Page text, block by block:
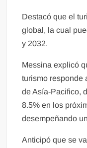
Destacó que el
global, la cual
y 2032.
Messina explicó
turismo responde
de Asía-Pacifico,
8.5% en los
desempeñando
Anticipó que se